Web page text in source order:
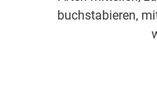
buchstabieren,